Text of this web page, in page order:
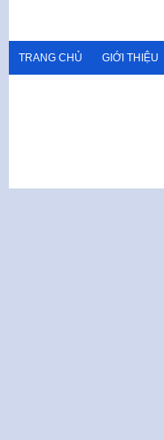
TRANG CHỦ GIỚI THIỆU